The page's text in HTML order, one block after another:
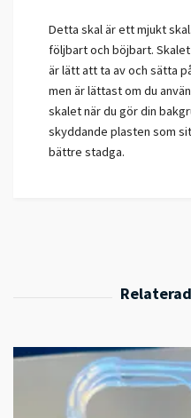
Detta skal är ett mjukt
följbart och böjbart.
är lätt att ta av och sätta
men är lättast om du
skalet när du gör din
skyddande plasten som
bättre stadga.